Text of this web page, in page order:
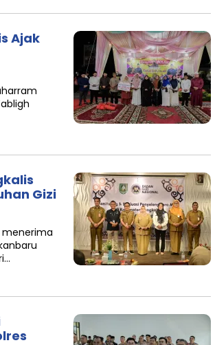
Ajak
Gizi
menerima